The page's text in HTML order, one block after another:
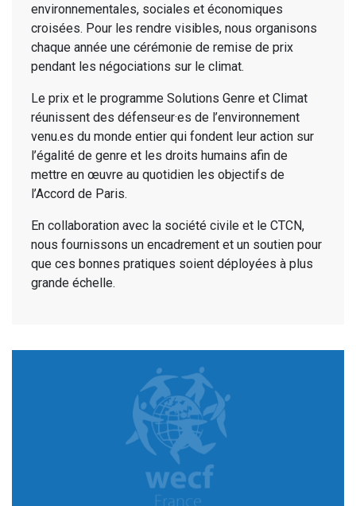
environnementales, sociales et économiques
croisées. Pour les rendre visibles, nous organisons
chaque année une cérémonie de remise de prix
pendant les négociations sur le climat.
Le prix et le programme Solutions Genre et Climat
réunissent des défenseur·es de l’environnement
venu.es du monde entier qui fondent leur action sur
l’égalité de genre et les droits humains afin de
mettre en œuvre au quotidien les objectifs de
l’Accord de Paris.
En collaboration avec la société civile et le CTCN,
nous fournissons un encadrement et un soutien pour
que ces bonnes pratiques soient déployées à plus
grande échelle.